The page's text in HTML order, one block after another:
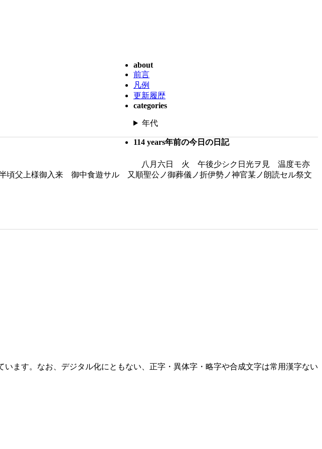
about
前言
凡例
更新履歴
categories
年代
114 years年前の今日の日記
八月六日 火 午後少シク日光ヲ見 温度モ亦
様御入来 御中食遊サル 又順聖公ノ御葬儀ノ折伊勢ノ神官某ノ朗読セル祭文
ます。なお、デジタル化にともない、正字・異体字・略字や合成文字は常用漢字ない